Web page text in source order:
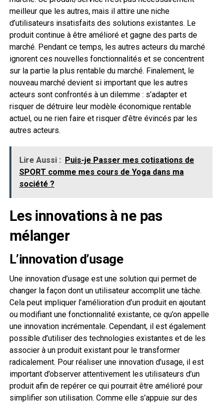
meilleur que les autres, mais il attire une niche
d’utilisateurs insatisfaits des solutions existantes. Le
produit continue à être amélioré et gagne des parts de
marché. Pendant ce temps, les autres acteurs du marché
ignorent ces nouvelles fonctionnalités et se concentrent
sur la partie la plus rentable du marché. Finalement, le
nouveau marché devient si important que les autres
acteurs sont confrontés à un dilemme : s’adapter et
risquer de détruire leur modèle économique rentable
actuel, ou ne rien faire et risquer d’être évincés par les
autres acteurs.
Lire Aussi : Puis-je Passer mes cotisations de
SPORT comme mes cours de Yoga dans ma
société ?
Les innovations à ne pas
mélanger
L’innovation d’usage
Une innovation d’usage est une solution qui permet de
changer la façon dont un utilisateur accomplit une tâche.
Cela peut impliquer l’amélioration d’un produit en ajoutant
ou modifiant une fonctionnalité existante, ce qu’on appelle
une innovation incrémentale. Cependant, il est également
possible d’utiliser des technologies existantes et de les
associer à un produit existant pour le transformer
radicalement. Pour réaliser une innovation d’usage, il est
important d’observer attentivement les utilisateurs d’un
produit afin de repérer ce qui pourrait être amélioré pour
simplifier son utilisation. Comme elle s’appuie sur des